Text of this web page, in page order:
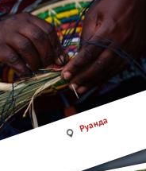
Руанда